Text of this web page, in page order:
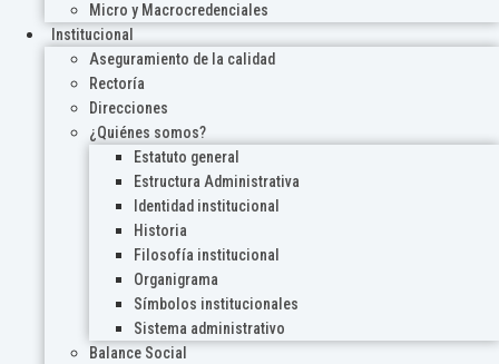
Micro y Macrocredenciales
Institucional
Aseguramiento de la calidad
Rectoría
Direcciones
¿Quiénes somos?
Estatuto general
Estructura Administrativa
Identidad institucional
Historia
Filosofía institucional
Organigrama
Símbolos institucionales
Sistema administrativo
Balance Social